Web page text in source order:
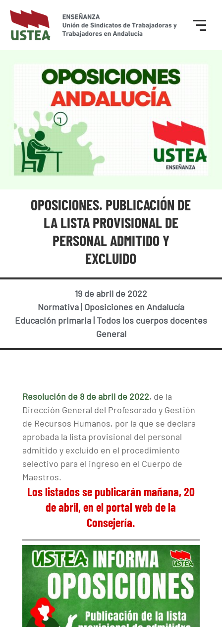
OPOSICIONES. PUBLICACIÓN DE
LA LISTA PROVISIONAL DE
PERSONAL ADMITIDO Y
EXCLUIDO
19 de abril de 2022
Normativa | Oposiciones en Andalucía
Educación primaria |Todos los cuerpos docentes
General
Resolución de 8 de abril de 2022, de la
Dirección General del Profesorado y Gestión
de Recursos Humanos, por la que se declara
aprobada la lista provisional del personal
admitido y excluido en el procedimiento
selectivo para el ingreso en el Cuerpo de
Maestros.
Los listados se publicarán mañana, 20
de abril, en el portal web de la
Consejería.